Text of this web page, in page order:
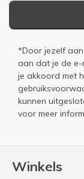
Winkels
*Door jezelf
aan dat je de e-
je akkoord met
kunnen
voor meer